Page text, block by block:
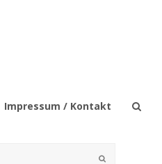
Impressum / Kontakt
Submit